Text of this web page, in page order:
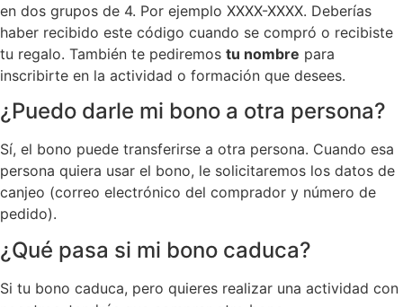
en dos grupos de 4. Por ejemplo XXXX-XXXX. Deberías
haber recibido este código cuando se compró o recibiste
tu regalo. También te pediremos tu nombre para
inscribirte en la actividad o formación que desees.
¿Puedo darle mi bono a otra persona?
Sí, el bono puede transferirse a otra persona. Cuando esa
persona quiera usar el bono, le solicitaremos los datos de
canjeo (correo electrónico del comprador y número de
pedido).
¿Qué pasa si mi bono caduca?
Si tu bono caduca, pero quieres realizar una actividad con